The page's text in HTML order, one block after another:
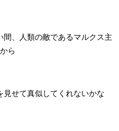
間、人類の敵であるマルクス主
ら
見せて真似してくれないかな